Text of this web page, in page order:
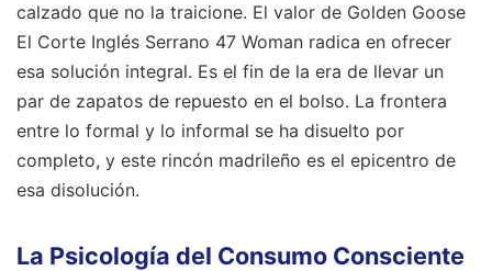
calzado que no la traicione. El valor de Golden Goose
El Corte Inglés Serrano 47 Woman radica en ofrecer
esa solución integral. Es el fin de la era de llevar un
par de zapatos de repuesto en el bolso. La frontera
entre lo formal y lo informal se ha disuelto por
completo, y este rincón madrileño es el epicentro de
esa disolución.
La Psicología del Consumo Consciente